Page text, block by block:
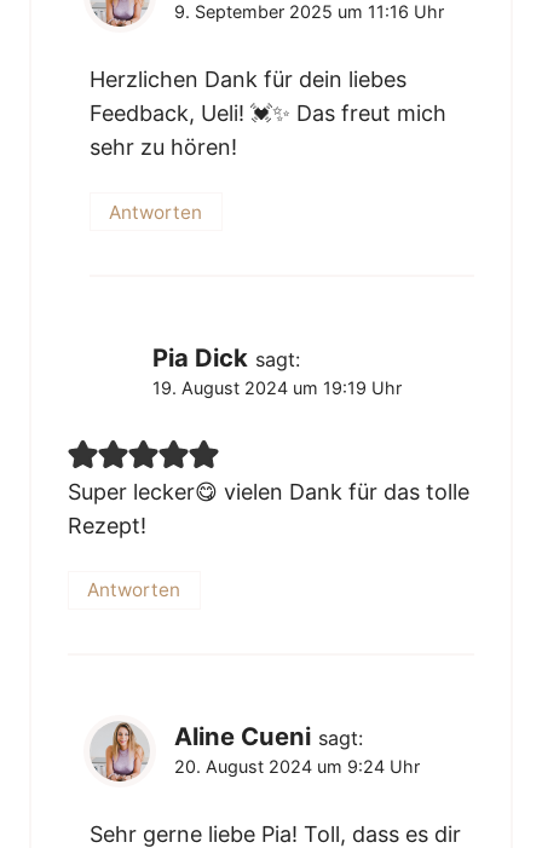
9. September 2025 um 11:16 Uhr
Herzlichen Dank für dein liebes
Feedback, Ueli! 💓✨ Das freut mich
sehr zu hören!
Antworten
Pia Dick sagt:
19. August 2024 um 19:19 Uhr
Super lecker😋 vielen Dank für das tolle
Rezept!
Antworten
Aline Cueni sagt:
20. August 2024 um 9:24 Uhr
Sehr gerne liebe Pia! Toll, dass es dir